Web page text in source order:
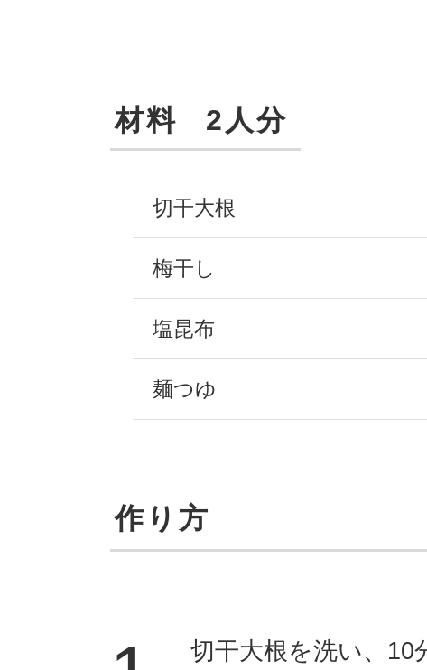
材料 2人分
切干大根
梅干し
塩昆布
麺つゆ
作り方
切干大根を洗い、10